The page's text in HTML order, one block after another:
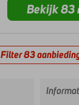
Bekijk 83
Filter 83